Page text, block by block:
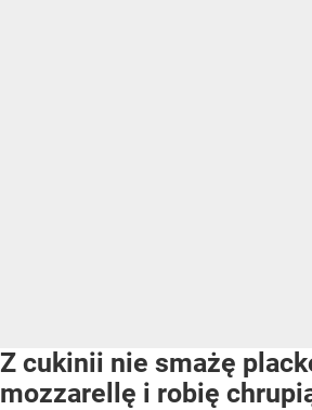
Z cukinii nie smażę
mozzarellę i robię